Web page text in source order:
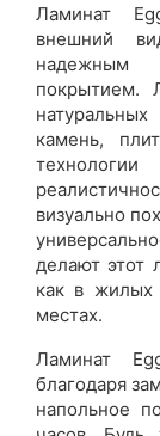
Ламинат
внешний
надежным
покрытием.
камень,
технологии
визуально
делают этот
как в жилых
местах.
Ламинат
благодаря
напольное